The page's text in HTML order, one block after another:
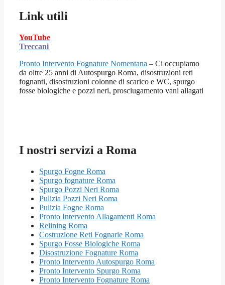
Link utili
YouTube
Treccani
Pronto Intervento Fognature Nomentana – Ci occupiamo
da oltre 25 anni di Autospurgo Roma, disostruzioni reti
fognanti, disostruzioni colonne di scarico e WC, spurgo
fosse biologiche e pozzi neri, prosciugamento vani allagati
I nostri servizi a Roma
Spurgo Fogne Roma
Spurgo fognature Roma
Spurgo Pozzi Neri Roma
Pulizia Pozzi Neri Roma
Pulizia Fogne Roma
Pronto Intervento Allagamenti Roma
Relining Roma
Costruzione Reti Fognarie Roma
Spurgo Fosse Biologiche Roma
Disostruzione Fognature Roma
Pronto Intervento Autospurgo Roma
Pronto Intervento Spurgo Roma
Pronto Intervento Fognature Roma